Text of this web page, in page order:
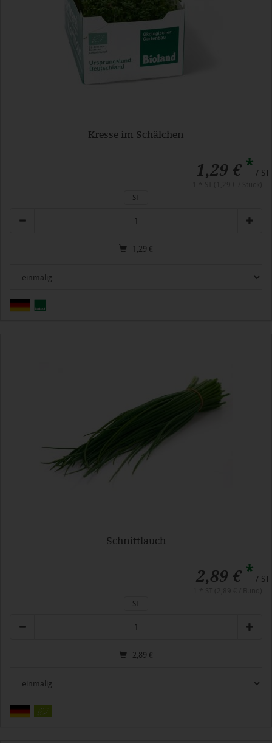
Kresse im Schälchen
1,29 €* / ST
ST
1,29 €
Schnittlauch
2,89 €* / ST
ST
2,89 €